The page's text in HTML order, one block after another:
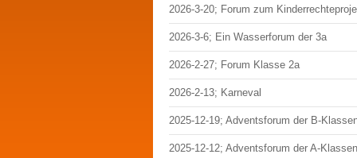
2026-3-20; Forum zum
2026-3-6; Ein Wasserforum der 3a
2026-2-27; Forum Klasse 2a
2026-2-13; Karneval
2025-12-19; Adventsforum der B-
2025-12-12; Adventsforum der A-Klassen